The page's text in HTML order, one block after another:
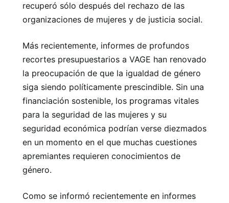
recuperó sólo después del rechazo de las
organizaciones de mujeres y de justicia social.
Más recientemente, informes de profundos
recortes presupuestarios a VAGE han renovado
la preocupación de que la igualdad de género
siga siendo políticamente prescindible. Sin una
financiación sostenible, los programas vitales
para la seguridad de las mujeres y su
seguridad económica podrían verse diezmados
en un momento en el que muchas cuestiones
apremiantes requieren conocimientos de
género.
Como se informó recientemente en informes